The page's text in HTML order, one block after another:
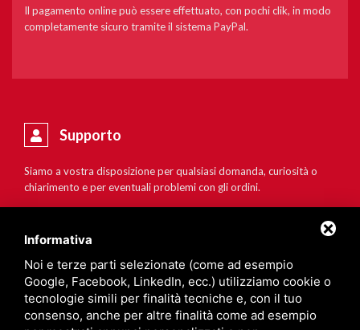
Il pagamento online può essere effettuato, con pochi clik, in modo
completamente sicuro tramite il sistema PayPal.
Supporto
Siamo a vostra disposizione per qualsiasi domanda, curiosità o
chiarimento e per eventuali problemi con gli ordini.
Informativa
Noi e terze parti selezionate (come ad esempio
Google, Facebook, LinkedIn, ecc.) utilizziamo cookie o
tecnologie simili per finalità tecniche e, con il tuo
consenso, anche per altre finalità come ad esempio